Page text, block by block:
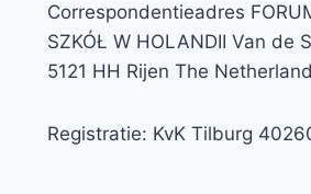
Correspondentieadres
SZKÓŁ W HOLANDII Van de
5121 HH Rijen The
Registratie: KvK Tilburg